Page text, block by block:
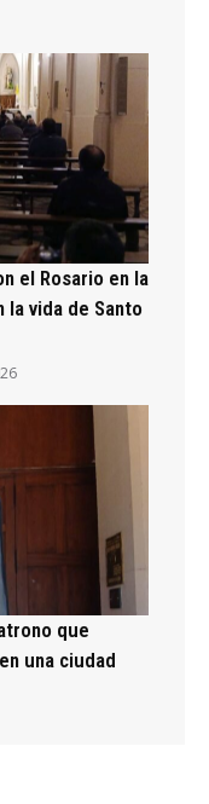
el Rosario en la
la vida de Santo
que
una ciudad